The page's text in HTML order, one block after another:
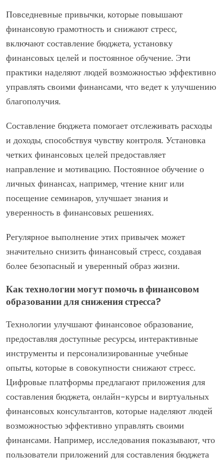
Повседневные привычки, которые повышают
финансовую грамотность и снижают стресс,
включают составление бюджета, установку
финансовых целей и постоянное обучение. Эти
практики наделяют людей возможностью эффективно
управлять своими финансами, что ведет к улучшению
благополучия.
Составление бюджета помогает отслеживать расходы
и доходы, способствуя чувству контроля. Установка
четких финансовых целей предоставляет
направление и мотивацию. Постоянное обучение о
личных финансах, например, чтение книг или
посещение семинаров, улучшает знания и
уверенность в финансовых решениях.
Регулярное выполнение этих привычек может
значительно снизить финансовый стресс, создавая
более безопасный и уверенный образ жизни.
Как технологии могут помочь в финансовом
образовании для снижения стресса?
Технологии улучшают финансовое образование,
предоставляя доступные ресурсы, интерактивные
инструменты и персонализированные учебные
опыты, которые в совокупности снижают стресс.
Цифровые платформы предлагают приложения для
составления бюджета, онлайн-курсы и виртуальных
финансовых консультантов, которые наделяют людей
возможностью эффективно управлять своими
финансами. Например, исследования показывают, что
пользователи приложений для составления бюджета